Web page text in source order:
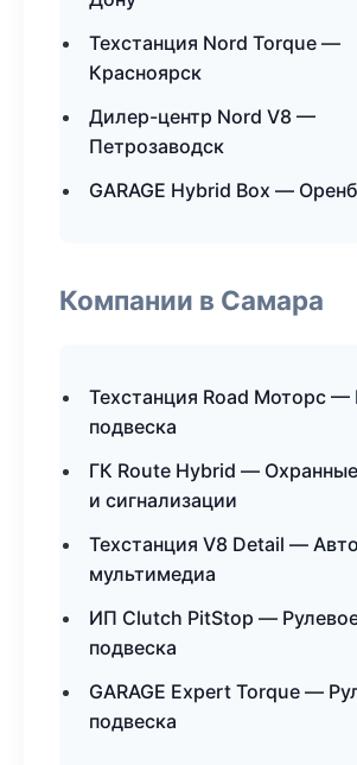
Техстанция Nord Torque —
Красноярск
Дилер-центр Nord V8 —
Петрозаводск
GARAGE Hybrid Box —
Компании в Самара
Техстанция Road Моторс —
подвеска
ГК Route Hybrid —
и сигнализации
Техстанция V8 Detail —
мультимедиа
ИП Clutch PitStop —
подвеска
GARAGE Expert Torque —
подвеска